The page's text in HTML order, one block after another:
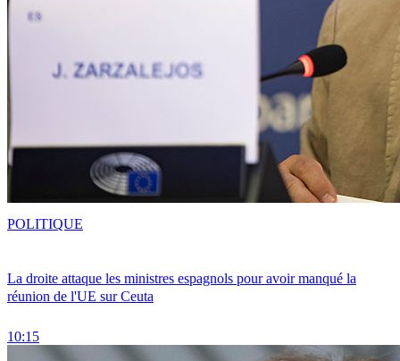
La droite attaque les ministres espagnols pour avoir manqué la
réunion de l'UE sur Ceuta
10:15
POLITIQUE